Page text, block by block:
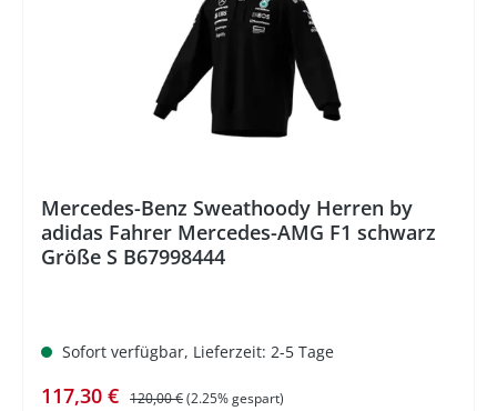
Mercedes-Benz Sweathoody Herren by
adidas Fahrer Mercedes-AMG F1 schwarz
Größe S B67998444
Sofort verfügbar, Lieferzeit: 2-5 Tage
Verkaufspreis:
117,30 € Regulärer Preis:
120,00 €(2.25% gespart)